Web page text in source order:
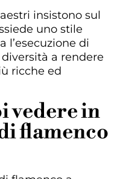
insistono sul
uno stile
l’esecuzione di
a rendere
ricche ed
vedere in
flamenco